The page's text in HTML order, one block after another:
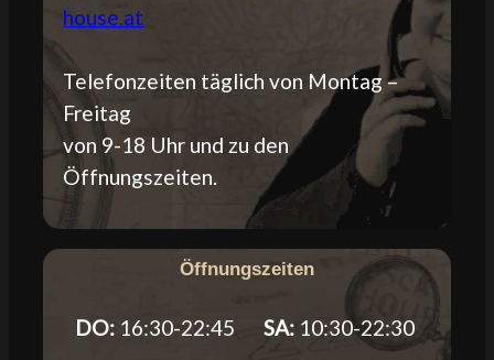
house.at
Telefonzeiten täglich von Montag –
Freitag
von 9-18 Uhr und zu den
Öffnungszeiten.
Öffnungszeiten
DO: 16:30-22:45 SA:10:30-22:30